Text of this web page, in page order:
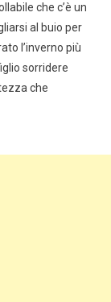
che c’è un
al buio per
l’inverno più
sorridere
che